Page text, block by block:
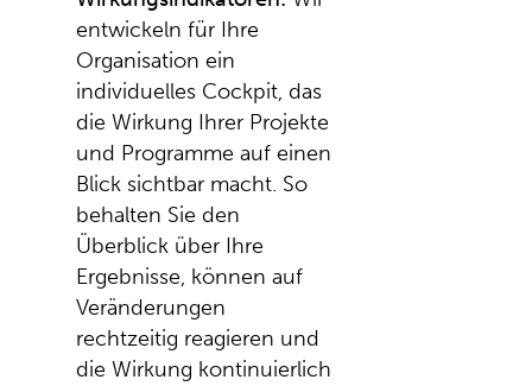
entwickeln für Ihre
Organisation ein
individuelles Cockpit, das
die Wirkung Ihrer Projekte
und Programme auf einen
Blick sichtbar macht. So
behalten Sie den
Überblick über Ihre
Ergebnisse, können auf
Veränderungen
rechtzeitig reagieren und
die Wirkung kontinuierlich